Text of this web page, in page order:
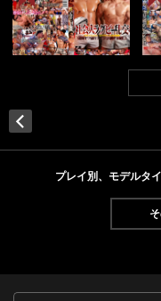
プレイ別、モデルタ